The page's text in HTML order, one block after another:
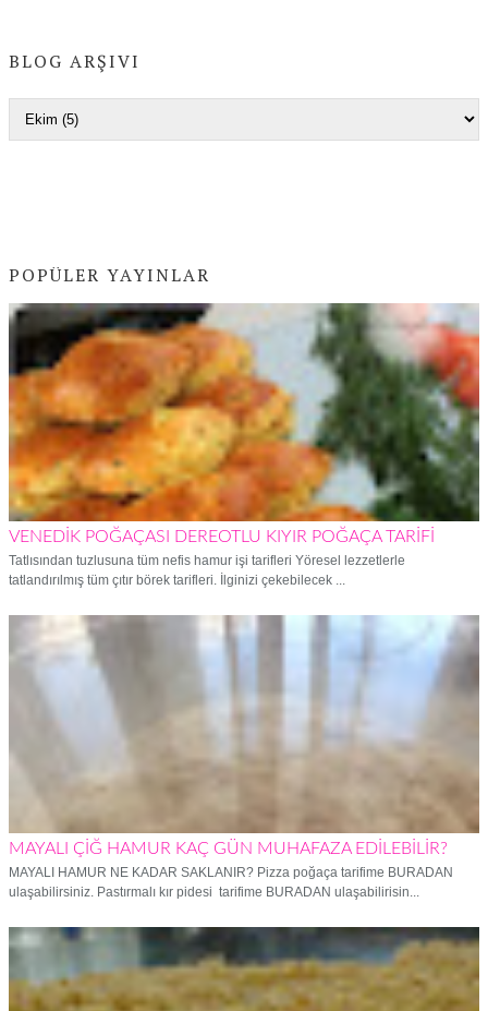
BLOG ARŞIVI
POPÜLER YAYINLAR
VENEDİK POĞAÇASI DEREOTLU KIYIR POĞAÇA TARİFİ
Tatlısından tuzlusuna tüm nefis hamur işi tarifleri Yöresel lezzetlerle
tatlandırılmış tüm çıtır börek tarifleri. İlginizi çekebilecek ...
MAYALI ÇİĞ HAMUR KAÇ GÜN MUHAFAZA EDİLEBİLİR?
MAYALI HAMUR NE KADAR SAKLANIR? Pizza poğaça tarifime BURADAN
ulaşabilirsiniz. Pastırmalı kır pidesi tarifime BURADAN ulaşabilirisin...